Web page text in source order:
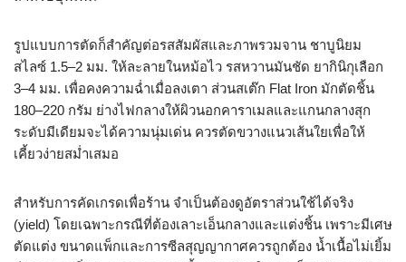
รูปแบบการตัดก็สำคัญต่อรสสัมผัสและภาพรวมจาน ชาบูนิยม
สไลซ์ 1.5–2 มม. ให้ละลายในหม้อไว รสหวานมันชัด ยากินิกุเลือก
3–4 มม. เพื่อคงความฉ่ำเมื่อลงเตา ส่วนสเต๊ก Flat Iron มักตัดชิ้น
180–220 กรัม ย่างไฟกลางให้ผิวนอกคาราเมลและแกนกลางสุก
ระดับมีเดียมจะได้ความนุ่มเด่น ควรตัดขวางแนวเส้นใยเพื่อให้
เคี้ยวง่ายสม่ำเสมอ
สำหรับการคัดเกรดเพื่อร้าน จำเป็นต้องดูอัตราส่วนใช้ได้จริง
(yield) โดยเฉพาะกรณีที่ต้องเลาะเอ็นกลางและแต่งชิ้น เพราะมีเศษ
ตัดแต่ง ขนาดแพ็กและการซีลสุญญากาศควรถูกต้อง น้ำเนื้อไม่เยิ้ม